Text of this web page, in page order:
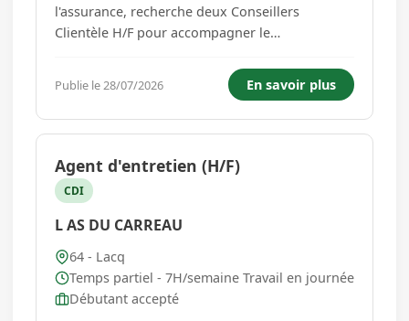
l'assurance, recherche deux Conseillers
Clientèle H/F pour accompagner le
organisation multi-sites, les collaborateurs
interviendront sur les deux agences selon un
planning d...
Publie le 28/07/2026 En savoir plus
Agent d'entretien (H/F)
CDI
L AS DU CARREAU
64 - Lacq
Temps partiel - 7H/semaine Travail en journée
Débutant accepté